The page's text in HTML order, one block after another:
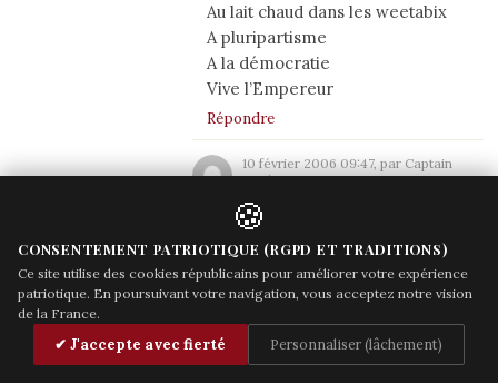
Au lait chaud dans les weetabix
A pluripartisme
A la démocratie
Vive l’Empereur
Répondre
10 février 2006 09:47, par Captain
Couk
euh ?
Et à la motion de censure ?
Répondre
10 février 2006 10:25, par jll
euh ?
Procédure amusante
🍪
CONSENTEMENT PATRIOTIQUE (RGPD ET TRADITIONS)
Ce site utilise des cookies républicains pour améliorer votre expérience
patriotique. En poursuivant votre navigation, vous acceptez notre vision
de la France.
✔ J'accepte avec fierté Personnaliser (lâchement)